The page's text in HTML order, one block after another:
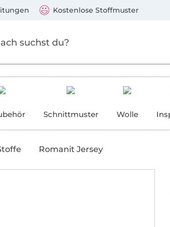
Kostenlose Stoffmuster
Schnittmuster Wolle
Romanit Jersey
Mastercard, PayPal, Giropay, Kauf auf